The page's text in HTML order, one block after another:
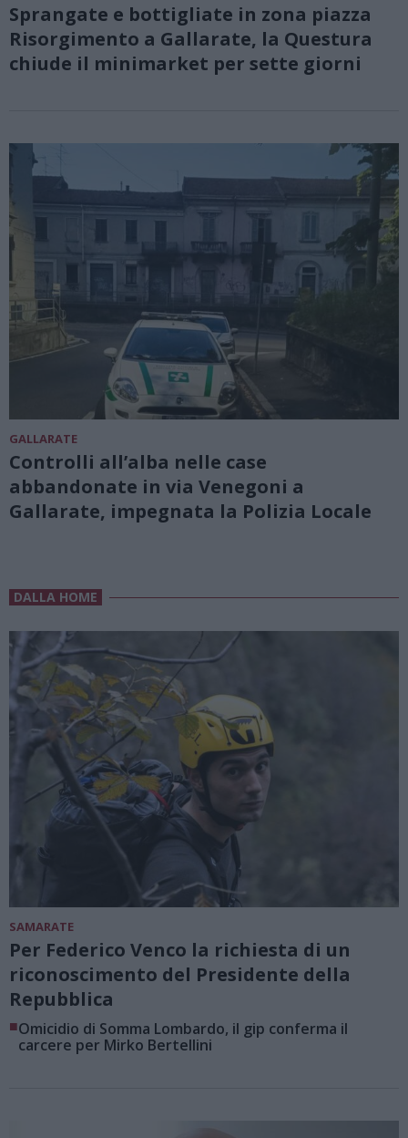
Sprangate e bottigliate in zona piazza
Risorgimento a Gallarate, la Questura
chiude il minimarket per sette giorni
GALLARATE
Controlli all’alba nelle case
abbandonate in via Venegoni a
Gallarate, impegnata la Polizia Locale
DALLA HOME
SAMARATE
Per Federico Venco la richiesta di un
riconoscimento del Presidente della
Repubblica
■Omicidio di Somma Lombardo, il gip conferma il
carcere per Mirko Bertellini